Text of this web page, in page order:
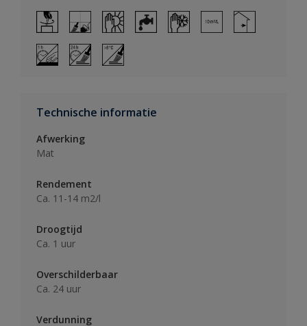
Technische informatie
Afwerking
Mat
Rendement
Ca. 11-14 m2/l
Droogtijd
Ca. 1 uur
Overschilderbaar
Ca. 24 uur
Verdunning